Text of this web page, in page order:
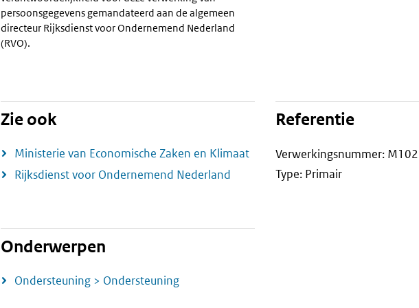
persoonsgegevens gemandateerd aan de algemeen
directeur Rijksdienst voor Ondernemend Nederland
(RVO).
Zie ook
Ministerie van Economische Zaken en Klimaat
Rijksdienst voor Ondernemend Nederland
Referentie
Verwerkingsnummer:
Type: Primair
Onderwerpen
Ondersteuning > Ondersteuning